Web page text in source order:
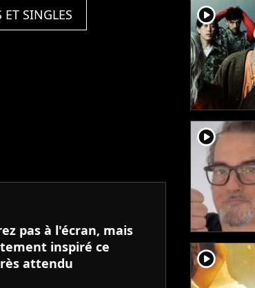
SINGLES
pas à l'écran, mais
inspiré ce
attendu
player2
player2
player2